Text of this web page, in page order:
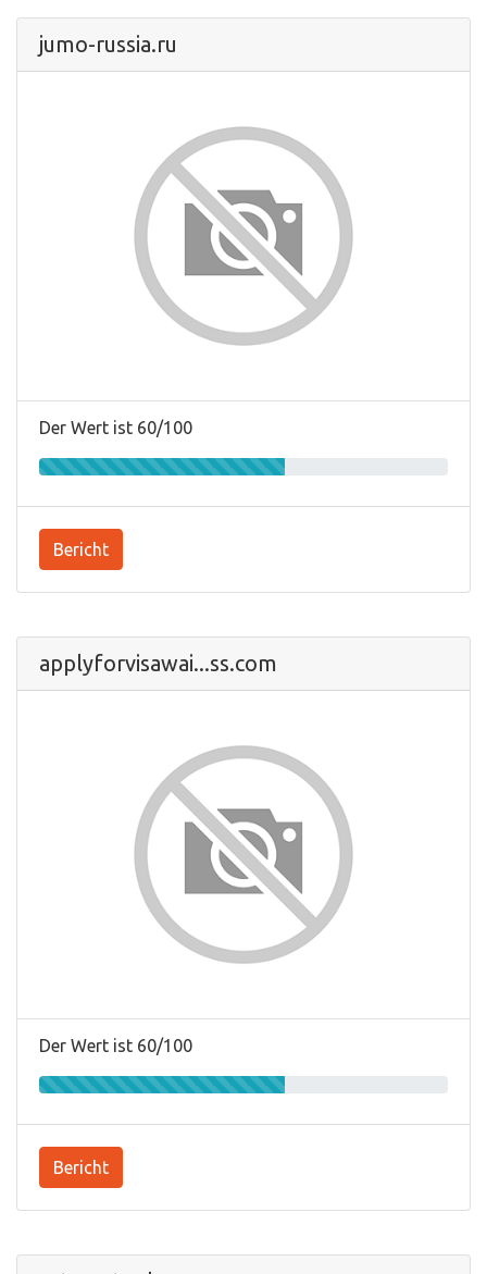
jumo-russia.ru
Der Wert ist 60/100
Bericht
applyforvisawai...ss.com
Der Wert ist 60/100
Bericht